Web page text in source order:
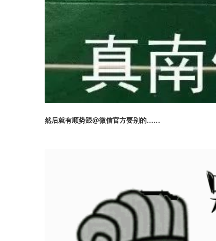
然后就有顺势跟@微信官方要别的……